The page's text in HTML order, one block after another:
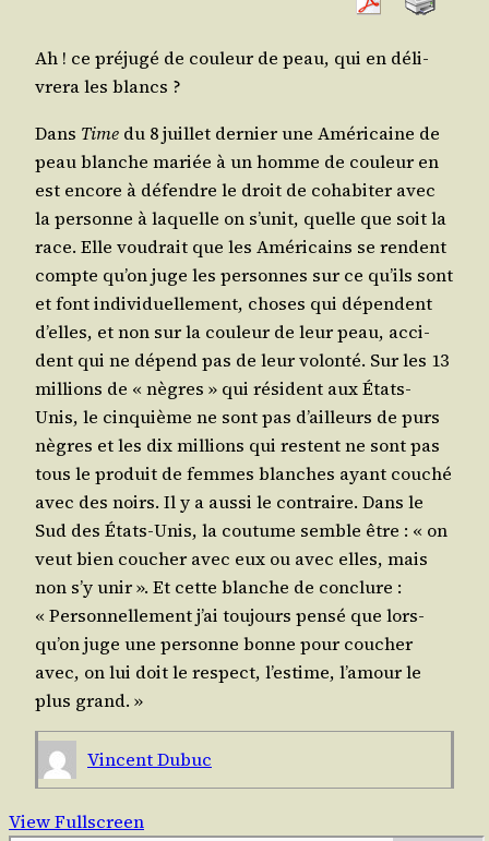
Ah ! ce pré­ju­gé de cou­leur de peau, qui en déli­
vre­ra les blancs ?
Dans Time du 8 juillet der­nier une Amé­ri­caine de
peau blanche mariée à un homme de cou­leur en
est encore à défendre le droit de coha­bi­ter avec
la per­sonne à laquelle on s’u­nit, quelle que soit la
race. Elle vou­drait que les Amé­ri­cains se rendent
compte qu’on juge les per­sonnes sur ce qu’ils sont
et font indi­vi­duel­le­ment, choses qui dépendent
d’elles, et non sur la cou­leur de leur peau, acci­
dent qui ne dépend pas de leur volon­té. Sur les 13
mil­lions de « nègres » qui résident aux États-
Unis, le cin­quième ne sont pas d’ailleurs de purs
nègres et les dix mil­lions qui res­tent ne sont pas
tous le pro­duit de femmes blanches ayant cou­ché
avec des noirs. Il y a aus­si le contraire. Dans le
Sud des États-Unis, la cou­tume semble être : « on
veut bien cou­cher avec eux ou avec elles, mais
non s’y unir ». Et cette blanche de conclure :
« Per­son­nel­le­ment j’ai tou­jours pen­sé que lors­
qu’on juge une per­sonne bonne pour cou­cher
avec, on lui doit le res­pect, l’es­time, l’a­mour le
plus grand. »
Vincent Dubuc
View Fullscreen